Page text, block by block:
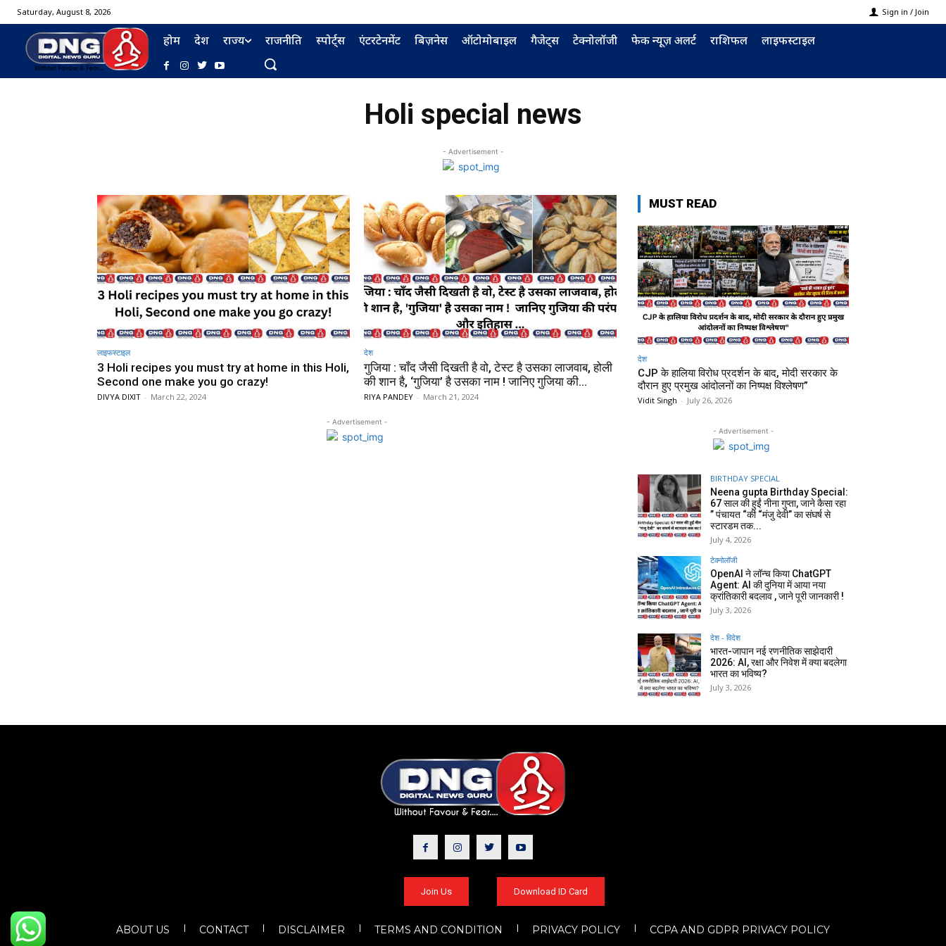
Saturday, August 8, 2026 Sign in / Join
होम देश राज्य राजनीति स्पोर्ट्स एंटरटेनमेंट बिज़नेस ऑटोमोबाइल गैजेट्स टेक्नोलॉजी फेक न्यूज़ अलर्ट राशिफल लाइफस्टाइल
Holi special news
- Advertisement -
लाइफस्टाइल
3 Holi recipes you must try at home in this Holi,
Second one make you go crazy!
DIVYA DIXIT - March 22, 2024
देश
गुजिया : चाँद जैसी दिखती है वो, टेस्ट है उसका लाजवाब, होली
की शान है, ‘गुजिया’ है उसका नाम ! जानिए गुजिया की...
RIYA PANDEY - March 21, 2024
- Advertisement -
MUST READ
देश
CJP के हालिया विरोध प्रदर्शन के बाद, मोदी सरकार के
दौरान हुए प्रमुख आंदोलनों का निष्पक्ष विश्लेषण”
Vidit Singh - July 26, 2026
- Advertisement -
BIRTHDAY SPECIAL
Neena gupta Birthday Special:
67 साल की हुईं नीना गुप्ता, जाने कैसा रहा
” पंचायत “की “मंजु देवी” का संघर्ष से
स्टारडम तक...
July 4, 2026
टेक्नोलॉजी
OpenAI ने लॉन्च किया ChatGPT
Agent: AI की दुनिया में आया नया
क्रांतिकारी बदलाव , जाने पूरी जानकारी !
July 3, 2026
देश - विदेश
भारत-जापान नई रणनीतिक साझेदारी
2026: AI, रक्षा और निवेश में क्या बदलेगा
भारत का भविष्य?
July 3, 2026
Join Us Download ID Card
ABOUT US CONTACT DISCLAIMER TERMS AND CONDITION PRIVACY POLICY CCPA AND GDPR PRIVACY POLICY